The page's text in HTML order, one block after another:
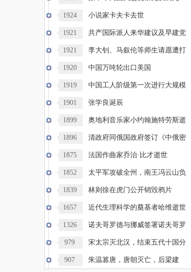
1924 小说家卡夫卡去世
1921 共产国际派人来华建议及早建党
1921 李大钊、马叙伦等师生请愿遭打
1920 中国万吨轮出口美国
1919 中国工人阶级第一次进行大规模
政1901 张学良诞辰
1899 奥地利音乐家小约翰施特劳斯逝
世1896 清政府同俄国政府签订《中俄密
约1875 法国作曲家乔治·比才逝世
1852 太平军攻破全州，南王冯云山负
伤1839 林则徐在虎门公开销毁鸦片
1657 近代生理科学的奠基者哈维逝世
1326 诺夫哥罗德与挪威签署诺夫哥罗
979 宋太宗灭北汉，结束五代十国分
907 朱温篡唐，唐朝灭亡，后梁建